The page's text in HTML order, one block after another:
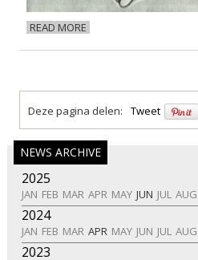
READ MORE
Deze pagina delen: Tweet
NEWS ARCHIVE
2025
JAN FEB MAR APR MAY JUN JUL AUG
2024
JAN FEB MAR APR MAY JUN JUL AUG
2023